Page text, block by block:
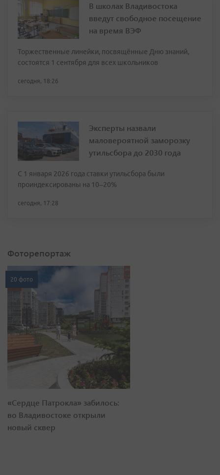
В школах Владивостока
введут свободное посещение
на время ВЭФ
Торжественные линейки, посвящённые Дню знаний,
состоятся 1 сентября для всех школьников
сегодня, 18:26
Эксперты назвали
маловероятной заморозку
утильсбора до 2030 года
С 1 января 2026 года ставки утильсбора были
проиндексированы на 10–20%
сегодня, 17:28
Фоторепортаж
20 фото
«Сердце Патрокла» забилось:
во Владивостоке открыли
новый сквер